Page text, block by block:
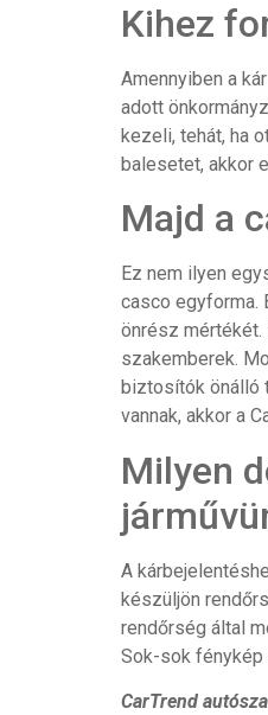
Kihez
Amennyiben a
adott
kezeli, tehát, ha
balesetet, akkor
Majd a
Ez nem ilyen
casco egyforma.
önrész mértékét.
szakemberek.
biztosítók önálló
vannak, akkor a
Milyen
A
készüljön
rendőrség által
Sok-sok fénykép
CarTrend